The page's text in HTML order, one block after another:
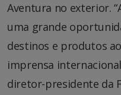
Aventura no exterior.
uma grande
destinos e produtos
imprensa
diretor-presidente da